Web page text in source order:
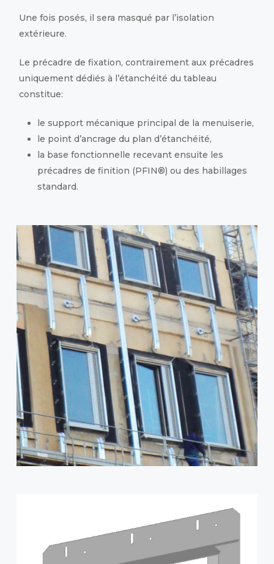
Une fois posés, il sera masqué par l’isolation
extérieure.
Le précadre de fixation, contrairement aux précadres
uniquement dédiés à l’étanchéité du tableau
constitue:
le support mécanique principal de la menuiserie,
le point d’ancrage du plan d’étanchéité,
la base fonctionnelle recevant ensuite les
précadres de finition (PFIN®) ou des habillages
standard.